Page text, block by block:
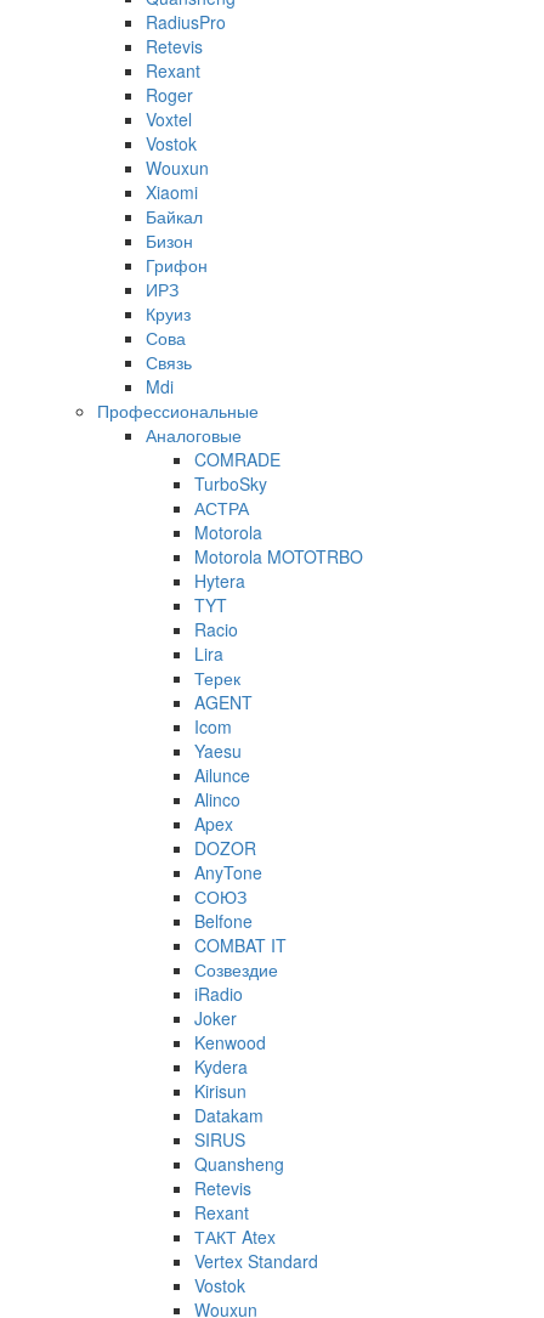
RadiusPro
Retevis
Rexant
Roger
Voxtel
Vostok
Wouxun
Xiaomi
Байкал
Бизон
Грифон
ИРЗ
Круиз
Сова
Связь
Mdi
Профессиональные
Аналоговые
COMRADE
TurboSky
АСТРА
Motorola
Motorola MOTOTRBO
Hytera
TYT
Racio
Lira
Терек
AGENT
Icom
Yaesu
Ailunce
Alinco
Apex
DOZOR
AnyTone
СОЮЗ
Belfone
COMBAT IT
Созвездие
iRadio
Joker
Kenwood
Kydera
Kirisun
Datakam
SIRUS
Quansheng
Retevis
Rexant
ТАКТ Atex
Vertex Standard
Vostok
Wouxun